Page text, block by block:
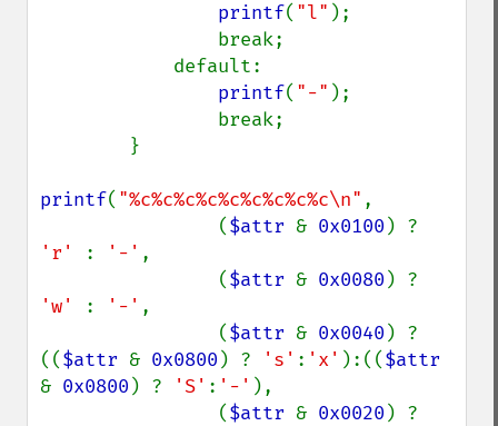
printf( "l" );
printf( "-" );
printf( "%c%c%c%c%c%c%c%c%c\n" ,
                (
$attr & 0x0100
'r'
: '-' ,
                (
$attr & 0x0080
'w'
: '-' ,
                (
$attr & 0x0040 ) ?
(($attr & 0x0800 ) ? 's' : 'x' ):((
& 0x0800 ) ? 'S' : '-' ),
                (
$attr & 0x0020